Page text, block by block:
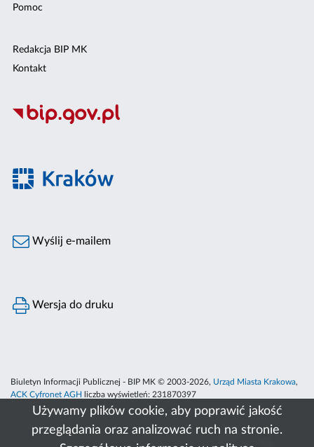
Używamy plików cookie, aby poprawić jakość
przeglądania oraz analizować ruch na stronie.
Pomoc
Redakcja BIP MK
Kontakt
Wyślij e-mailem
Wersja do druku
Biuletyn Informacji Publicznej - BIP MK © 2003-2026, Urząd Miasta Krakowa,
ACK Cyfronet AGH
liczba wyświetleń: 231870397